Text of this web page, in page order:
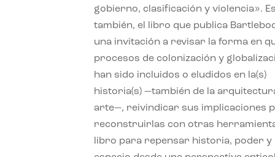
gobierno, clasificación y violencia».
también, el libro que publica
una invitación a revisar la forma en
procesos de colonización y
han sido incluidos o eludidos en la(s)
historia(s) —también de la
arte—, reivindicar sus implicaciones
reconstruirlas con otras
libro para repensar historia, poder y